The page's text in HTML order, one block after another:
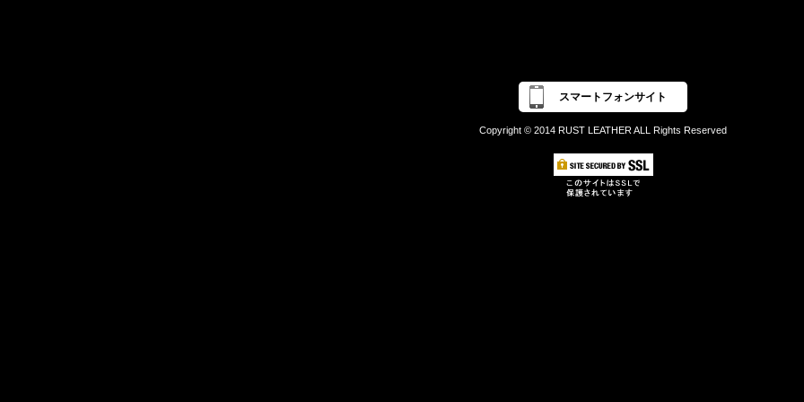
スマートフォンサイト
Copyright © 2014 RUST LEATHER ALL Rights Reserved